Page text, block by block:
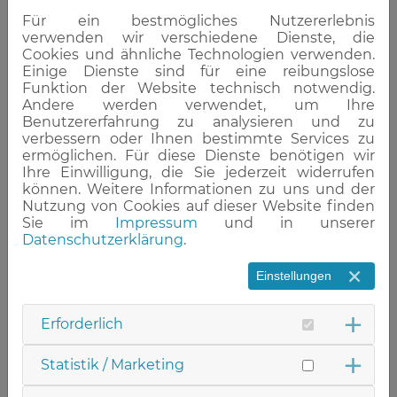
PflegeCampus nahm am 25.
Leukämielauf teil.
Ambitioniert für die Heilung und die
eigene Fitness nahmen Auszubildende
und Lehrer am 25. Leukämielauf teil. Bei
perfektem Wetter und
Für ein bestmögliches Nutzererlebnis
verwenden wir verschiedene Dienste, die
Cookies und ähnliche Technologien verwenden.
Einige Dienste sind für eine reibungslose
Funktion der Website technisch notwendig.
Andere werden verwendet, um Ihre
Benutzererfahrung zu analysieren und zu
verbessern oder Ihnen bestimmte Services zu
ermöglichen. Für diese Dienste benötigen wir
Ihre Einwilligung, die Sie jederzeit widerrufen
können. Weitere Informationen zu uns und der
Nutzung von Cookies auf dieser Website finden
Sie im Impressum und in unserer
Datenschutzerklärung.
Einstellungen
Erforderlich
Statistik / Marketing